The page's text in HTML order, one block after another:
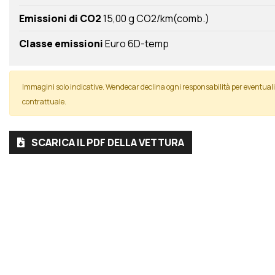
Emissioni di CO215,00 g CO2/km(comb.)
Classe emissioniEuro 6D-temp
Immagini solo indicative. Wendecar declina ogni responsabilità per
contrattuale.
SCARICA IL PDF DELLA VETTURA